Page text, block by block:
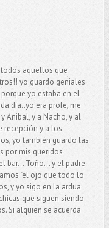
aquellos que
yo guardo geniales
yo estaba en el
día..yo era profe, me
Anibal, y a Nacho, y al
recepción y a los
yo también guardo las
por mis queridos
bar... Toño... y el padre
"el ojo que todo lo
y yo sigo en la ardua
que siguen siendo
Si alquien se acuerda